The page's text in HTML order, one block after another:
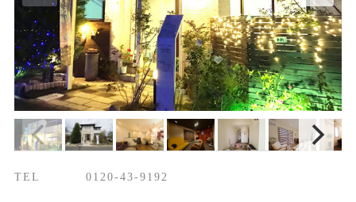
TEL 0120-43-9192